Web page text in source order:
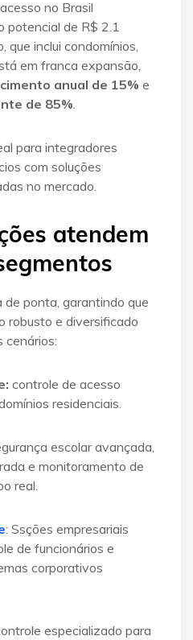
no Brasil
potencial de R$ 2.1
que inclui condomínios,
em franca expansão,
anual de 15% e
de 85%.
para integradores
com soluções
no mercado.
atendem
de ponta, garantindo que
robusto e diversificado
cenários:
: controle de acesso
residenciais.
escolar avançada,
e monitoramento de
real.
: Ssções empresariais
de funcionários e
corporativos
especializado para